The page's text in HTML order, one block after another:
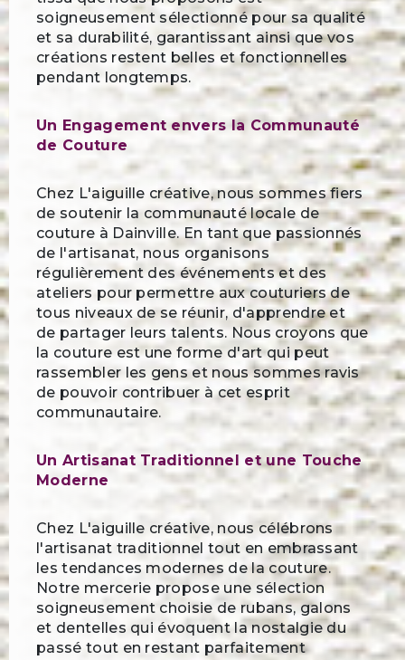
soigneusement sélectionné pour sa qualité
et sa durabilité, garantissant ainsi que vos
créations restent belles et fonctionnelles
pendant longtemps.
Un Engagement envers la Communauté
de Couture
Chez L'aiguille créative, nous sommes fiers
de soutenir la communauté locale de
couture à Dainville. En tant que passionnés
de l'artisanat, nous organisons
régulièrement des événements et des
ateliers pour permettre aux couturiers de
tous niveaux de se réunir, d'apprendre et
de partager leurs talents. Nous croyons que
la couture est une forme d'art qui peut
rassembler les gens et nous sommes ravis
de pouvoir contribuer à cet esprit
communautaire.
Un Artisanat Traditionnel et une Touche
Moderne
Chez L'aiguille créative, nous célébrons
l'artisanat traditionnel tout en embrassant
les tendances modernes de la couture.
Notre mercerie propose une sélection
soigneusement choisie de rubans, galons
et dentelles qui évoquent la nostalgie du
passé tout en restant parfaitement